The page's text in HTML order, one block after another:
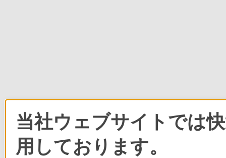
当社ウェブサイトでは
用しております。